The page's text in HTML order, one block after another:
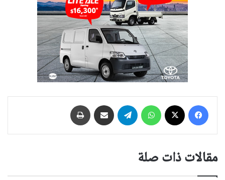
فيسبوك واتساب تيلقرام مشاركة عبر البريد
مقالات ذات صلة